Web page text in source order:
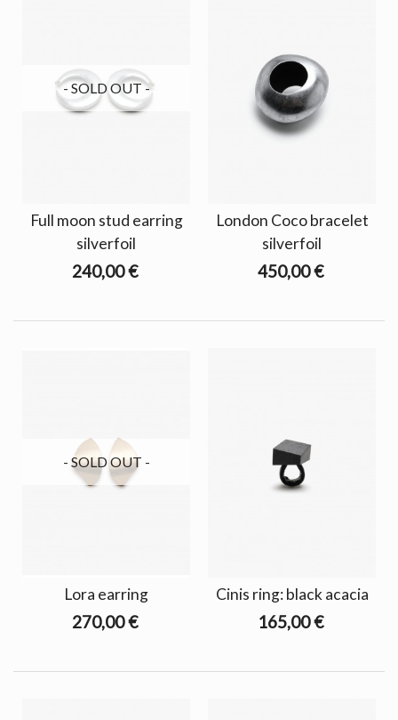
- SOLD OUT -
Full moon stud earring
silverfoil
240,00 €
London Coco bracelet
silverfoil
450,00 €
- SOLD OUT -
Lora earring
270,00 €
Cinis ring: black acacia
165,00 €